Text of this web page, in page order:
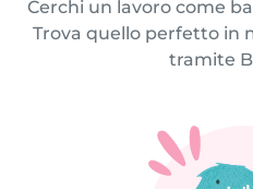
Cerchi un lavoro come
Trova quello perfetto in
tramite